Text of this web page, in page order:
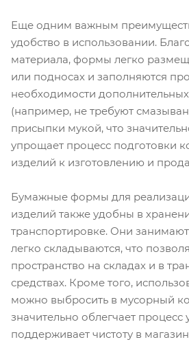
Еще одним важным
удобство в использовании.
материала, формы легко
или подносах и заполняются
необходимости
(например, не требуют
присыпки мукой, что
упрощает процесс подготовки
изделий к изготовлению и
Бумажные формы для
изделий также удобны в
транспортировке. Они
легко складываются, что
пространство на складах и в
средствах. Кроме того,
можно выбросить в мусорный
значительно облегчает процесс
поддерживает чистоту в